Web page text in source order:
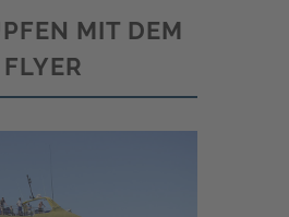
MIT DEM